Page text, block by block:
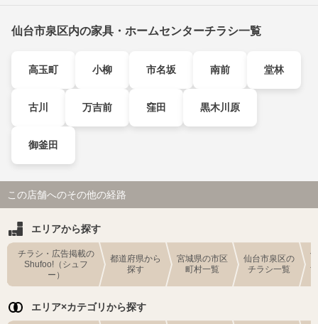
仙台市泉区内の家具・ホームセンターチラシ一覧
高玉町 小柳 市名坂 南前 堂林
古川 万吉前 窪田 黒木川原
御釜田
この店舗へのその他の経路
エリアから探す
チラシ・広告掲載の
Shufoo!（シュフ
ー）
都道府県から
探す
宮城県の市区
町村一覧
仙台市泉区の
チラシ一覧
エリア×カテゴリから探す